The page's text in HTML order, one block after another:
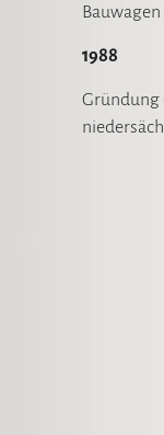
1988
Gründung